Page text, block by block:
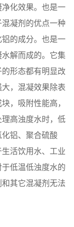
化效果。 也是一
凝剂的优点一种
的成分。也是一
解而成的。它集
形态都有明显改
，混凝效果除表
，吸附性能高，
高浊度水时，低
铝、聚合硫酸
活饮用水、工业
低温低浊度水的
其它混凝剂无法